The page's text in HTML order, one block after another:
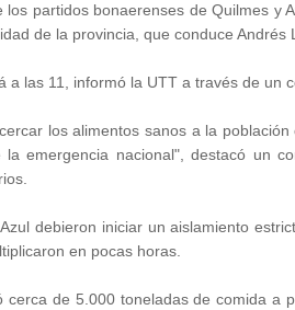
los partidos bonaerenses de Quilmes y
de la provincia, que conduce Andrés
a las 11, informó la UTT a través de un
los alimentos sanos a la
emergencia nacional", destacó un
debieron iniciar un aislamiento
en pocas horas.
cerca de 5.000 toneladas de comida a